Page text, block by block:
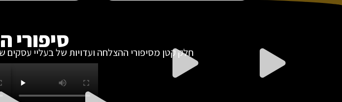
סיפורי
חלק קטן מסיפורי ההצלחה ועדויות של בעליי